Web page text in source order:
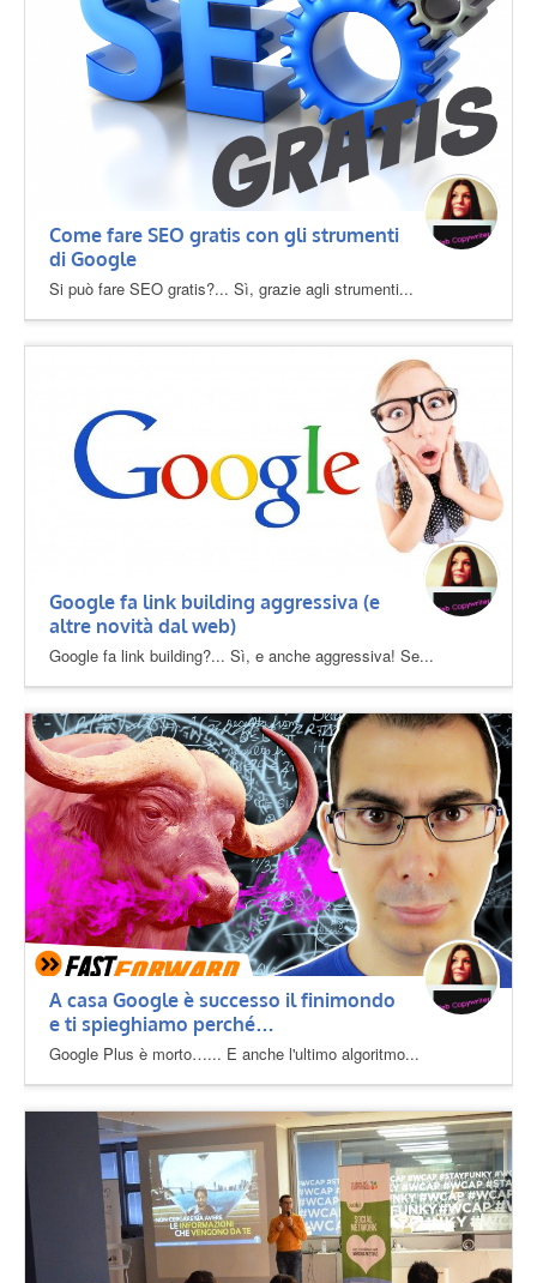
Come fare SEO gratis con gli strumenti
di Google
Si può fare SEO gratis?... Sì, grazie agli strumenti...
Google fa link building aggressiva (e
altre novità dal web)
Google fa link building?... Sì, e anche aggressiva! Se...
A casa Google è successo il finimondo
e ti spieghiamo perché…
Google Plus è morto…... E anche l'ultimo algoritmo...